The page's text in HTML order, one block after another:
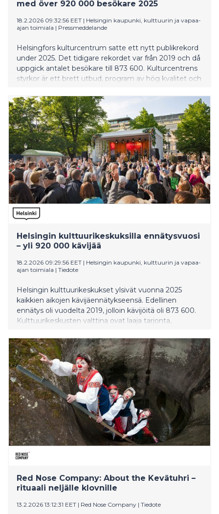
med över 920 000 besökare 2025
18.2.2026 09:32:56 EET | Helsingin kaupunki, kulttuurin ja vapaa-
ajan toimiala | Pressmeddelande
Helsingfors kulturcentrum satte ett nytt publikrekord
under 2025. Det tidigare rekordet var från 2019 och då
uppgick antalet besökare till 873 600. Kulturcentrens
styrkor är ett brett utbud, program av hög kvalitet och
Helsingin kulttuurikeskuksilla ennätysvuosi
– yli 920 000 kävijää
18.2.2026 09:29:56 EET | Helsingin kaupunki, kulttuurin ja vapaa-
ajan toimiala | Tiedote
Helsingin kulttuurikeskukset ylsivät vuonna 2025
kaikkien aikojen kävijäennätykseensä. Edellinen
ennätys oli vuodelta 2019, jolloin kävijöitä oli 873 600.
Kulttuurikeskusten valttina ovat laaja tarjonta,
Red Nose Company: About the Kevätuhri –
rituaali neljälle klovnille
13.2.2026 13:12:31 EET | Red Nose Company | Tiedote